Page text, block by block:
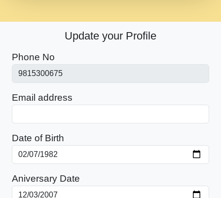
Update your Profile
Phone No
Email address
Date of Birth
Aniversary Date